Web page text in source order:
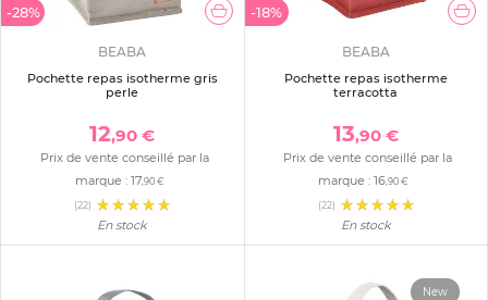
-28%
BEABA
Pochette repas isotherme gris
perle
12,90 €
Prix de vente conseillé par la
marque :17 ,90 €
(22)
En stock
-18%
BEABA
Pochette repas isotherme
terracotta
13,90 €
Prix de vente conseillé par la
marque :16 ,90 €
(22)
En stock
New